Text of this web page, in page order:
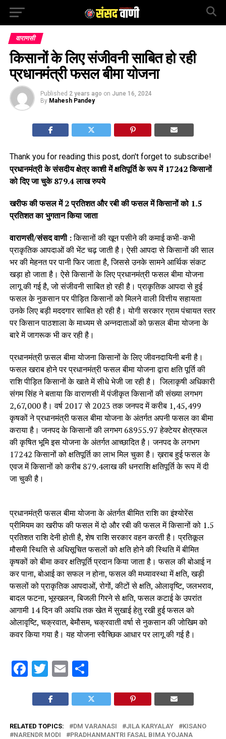
वाराणसी
किसानों के लिए संजीवनी साबित हो रही
प्रधानमंत्री फसल बीमा योजना
Published 2 years ago on June 16, 2024
By Mahesh Pandey
Thank you for reading this post, don't forget to subscribe!
प्रधानमंत्री के संसदीय क्षेत्र काशी में क्षतिपूर्ति के रूप में 17242 किसानों
को दिए जा चुके 879.4 लाख रुपये
खरीफ की फसल में 2 प्रतिशत और रबी की फसल में किसानों को 1.5
प्रतिशत का भुगतान किया जाता
वाराणसी/संसद वाणी :किसानों की खून पसीने की कमाई कभी-कभी
प्राकृतिक आपदाओं की भेंट चढ़ जाती है। ऐसी आपदा से किसानों की साल
भर की मेहनत पर पानी फिर जाता है, जिससे उनके सामने आर्थिक संकट
खड़ा हो जाता है। ऐसे किसानों के लिए प्रधानमंत्री फसल बीमा योजना
लागू की गई है, जो संजीवनी साबित हो रही है। प्राकृतिक आपदा से हुई
फसल के नुकसान पर पीड़ित किसानों को मिलने वाली वित्तीय सहायता
उनके लिए बड़ी मददगार साबित हो रही है। योगी सरकार ग्राम पंचायत स्तर
पर किसान पाठशाला के माध्यम से अन्नदाताओं को फ़सल बीमा योजना के
बारे में जागरूक भी कर रही है।
प्रधानमंत्री फ़सल बीमा योजना किसानों के लिए जीवनदायिनी बनी है।
फसल खराब होने पर प्रधानमंत्री फसल बीमा योजना द्वारा क्षति पूर्ति की
राशि पीड़ित किसानों के खाते में सीधे भेजी जा रही है। जिलाकृषी अधिकारी
संगम सिंह ने बताया कि वाराणसी में पंजीकृत किसानों की संख्या लगभग
2,67,000 है। वर्ष 2017 से 2023 तक जनपद में करीब 1,45,499
कृषकों ने प्रधानमंत्री फसल बीमा योजना के अंतर्गत अपनी फसल का बीमा
कराया है। जनपद के किसानों की लगभग 68955.97 हेक्टेयर क्षेत्रफल
की कृषित भूमि इस योजना के अंतर्गत आच्छादित है। जनपद के लगभग
17242 किसानों को क्षतिपूर्ति का लाभ मिल चुका है। ख़राब हुई फसल के
एवज में किसानों को करीब 879.4लाख की धनराशि क्षतिपूर्ति के रूप में दी
जा चुकी है।
प्रधानमंत्री फसल बीमा योजना के अंतर्गत बीमित राशि का इंश्योरेंस
प्रीमियम का खरीफ की फसल में दो और रबी की फसल में किसानों को 1.5
प्रतिशत राशि देनी होती है, शेष राशि सरकार वहन करती है। प्रतिकूल
मौसमी स्थिति से अधिसूचित फसलों को क्षति होने की स्थिति में बीमित
कृषकों को बीमा कवर क्षतिपूर्ति प्रदान किया जाता है। फसल की बोआई न
कर पाना, बोआई का सफल न होना, फसल की मध्यावस्था में क्षति, खड़ी
फसलों को प्राकृतिक आपदाओं, रोगों, कीटों से क्षति, ओलावृष्टि, जलभराव,
बादल फटना, भूस्खलन, बिजली गिरने से क्षति, फसल कटाई के उपरांत
आगामी 14 दिन की अवधि तक खेत में सुखाई हेतु रखी हुई फसल को
ओलावृष्टि, चक्रवात, बेमौसम, चक्रवाती वर्षा से नुकसान की जोखिम को
कवर किया गया है। यह योजना स्वैच्छिक आधार पर लागू की गई है।
Facebook
Twitter
EmailShare
RELATED TOPICS: DM VARANASI JILA KARYALAY
KISANO
NARENDR MODI
PRADHANMANTRI FASAL BIMA YOJANA